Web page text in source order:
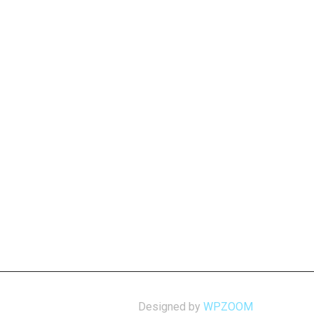
Designed by WPZOOM